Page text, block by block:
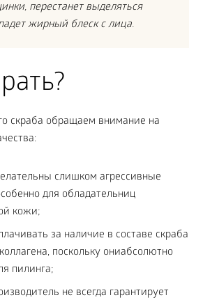
перестанет выделяться
жирный блеск с лица.
скраба обращаем внимание на
слишком агрессивные
для обладательниц
кожи;
за наличие в составе скраба
поскольку ониабсолютно
пилинга;
не всегда гарантирует